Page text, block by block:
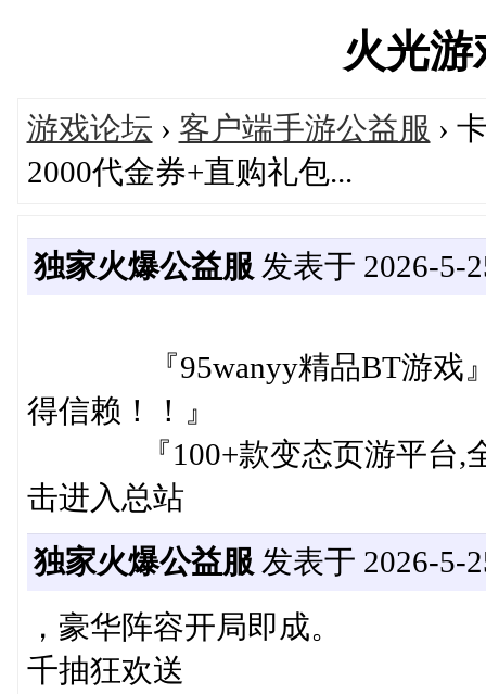
火光
游戏论坛 › 客户端手游公益服 ›
2000代金券+直购礼包...
独家火爆公益服 发表于 2026-5-
『95wanyy精品BT游戏』
得信赖！！』
『100+款变态页游平台,全
击进入总站
独家火爆公益服 发表于 2026-5-
，豪华阵容开局即成。
千抽狂欢送